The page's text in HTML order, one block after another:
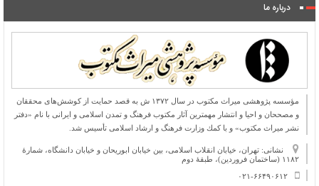
درباره ما
مؤسسه پژوهشی میراث مكتوب در سال ۱۳۷۲ ش به قصد حمایت از كوشش‌های محققان
و مصححان و احیا و انتشار مهمترین آثار مكتوب فرهنگ و تمدن اسلامی و ایرانی با نام «دفتر
نشر میراث مكتوب» و با كمك وزارت فرهنگ و ارشاد اسلامی تأسیس شد.
نشانی: تهران، خیابان انقلاب اسلامی، بین خیابان ابوریحان و خیابان دانشگاه، شمارۀ
۱۱۸۲ (ساختمان فروردین)، طبقۀ دوم
۰۲۱-۶۶۴۹۰۶۱۲